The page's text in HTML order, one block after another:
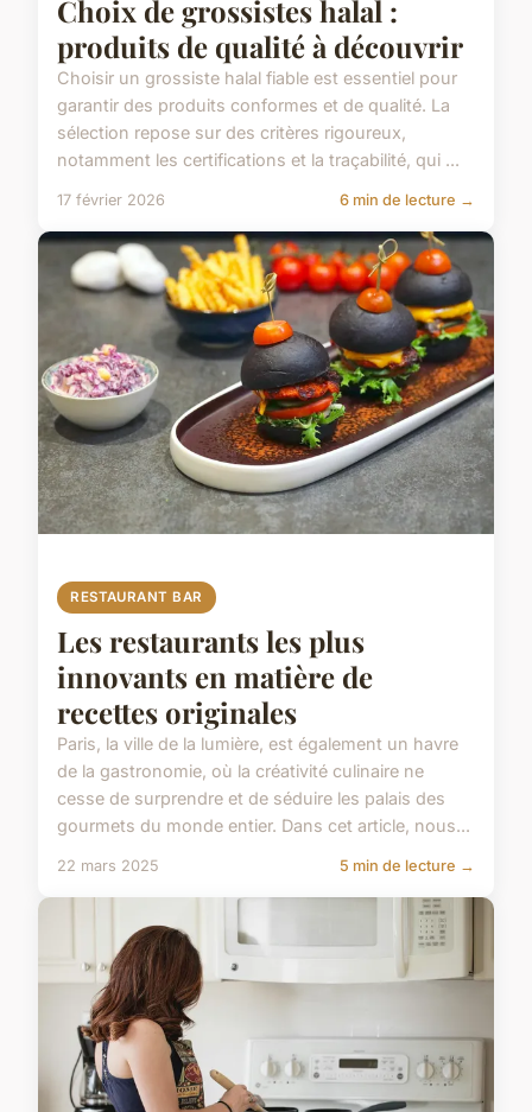
Choix de grossistes halal :
produits de qualité à découvrir
Choisir un grossiste halal fiable est essentiel pour
garantir des produits conformes et de qualité. La
sélection repose sur des critères rigoureux,
notamment les certifications et la traçabilité, qui ...
17 février 2026 6 min de lecture →
RESTAURANT BAR
Les restaurants les plus
innovants en matière de
recettes originales
Paris, la ville de la lumière, est également un havre
de la gastronomie, où la créativité culinaire ne
cesse de surprendre et de séduire les palais des
gourmets du monde entier. Dans cet article, nous...
22 mars 2025 5 min de lecture →